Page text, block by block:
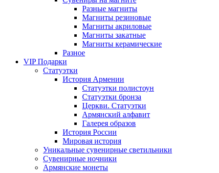
Разные магниты
Магниты резиновые
Магниты акриловые
Магниты закатные
Магниты керамические
Разное
VIP Подарки
Статуэтки
История Армении
Статуэтки полистоун
Статуэтки бронза
Церкви. Статуэтки
Армянский алфавит
Галерея образов
История России
Мировая история
Уникальные сувенирные светильники
Сувенирные ночники
Армянские монеты